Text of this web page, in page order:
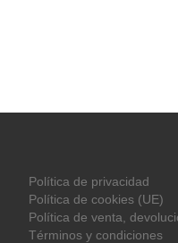
Política de privacidad
Política de cookies (UE)
Política de venta,
Términos y condiciones